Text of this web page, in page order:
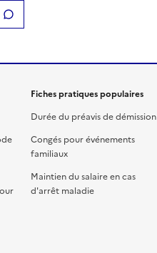
Fiches pratiques populaires
Durée du préavis de démission
Congés pour événements
familiaux
Maintien du salaire en cas
d'arrêt maladie